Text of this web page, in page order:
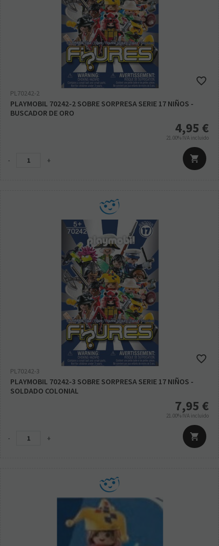
PL70242-2
PLAYMOBIL 70242-2 SOBRE SORPRESA SERIE 17 NIÑOS -
BUSCADOR DE ORO
4,95 €
21.00% IVA incluido
- +
PL70242-3
PLAYMOBIL 70242-3 SOBRE SORPRESA SERIE 17 NIÑOS -
SOLDADO COLONIAL
7,95 €
21.00% IVA incluido
- +